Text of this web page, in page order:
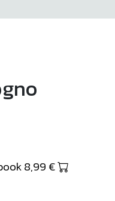
8,99 €